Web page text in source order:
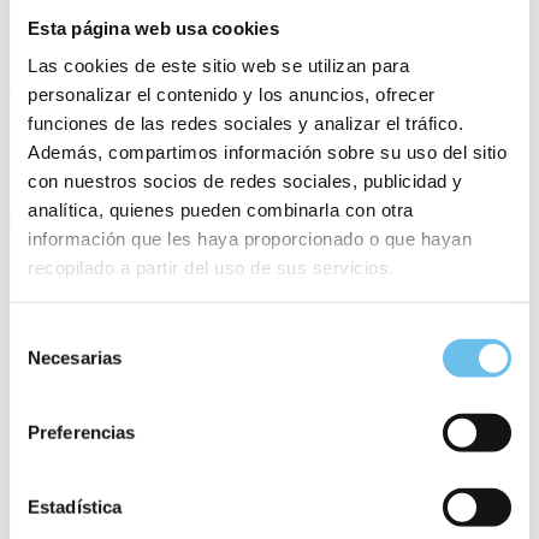
Esta página web usa cookies
Las cookies de este sitio web se utilizan para
personalizar el contenido y los anuncios, ofrecer
funciones de las redes sociales y analizar el tráfico.
Además, compartimos información sobre su uso del sitio
con nuestros socios de redes sociales, publicidad y
analítica, quienes pueden combinarla con otra
información que les haya proporcionado o que hayan
recopilado a partir del uso de sus servicios.
Necesarias
Preferencias
Estadística
3 min
SIHOT incorpora a Florian Eckert como COO para impulsar su transformación y
escalabilidad internacional
El directivo, con experiencia en Deutsche Telekom, liderará la
gestión operativa en una nueva fase centrada en crecimiento,
eficiencia y evolución tecnológica.
SIHOT
21 de abril de 2026
¿Listo para tu historia de éxito?
Mejora el servicio y optimiza las operaciones hoteleras.
Aumenta tus beneficios con el software PMS líder del